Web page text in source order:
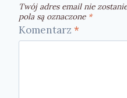
Twój adres email nie
pola są oznaczone *
Komentarz *